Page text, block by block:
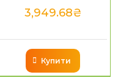
3,949.68₴
Купити